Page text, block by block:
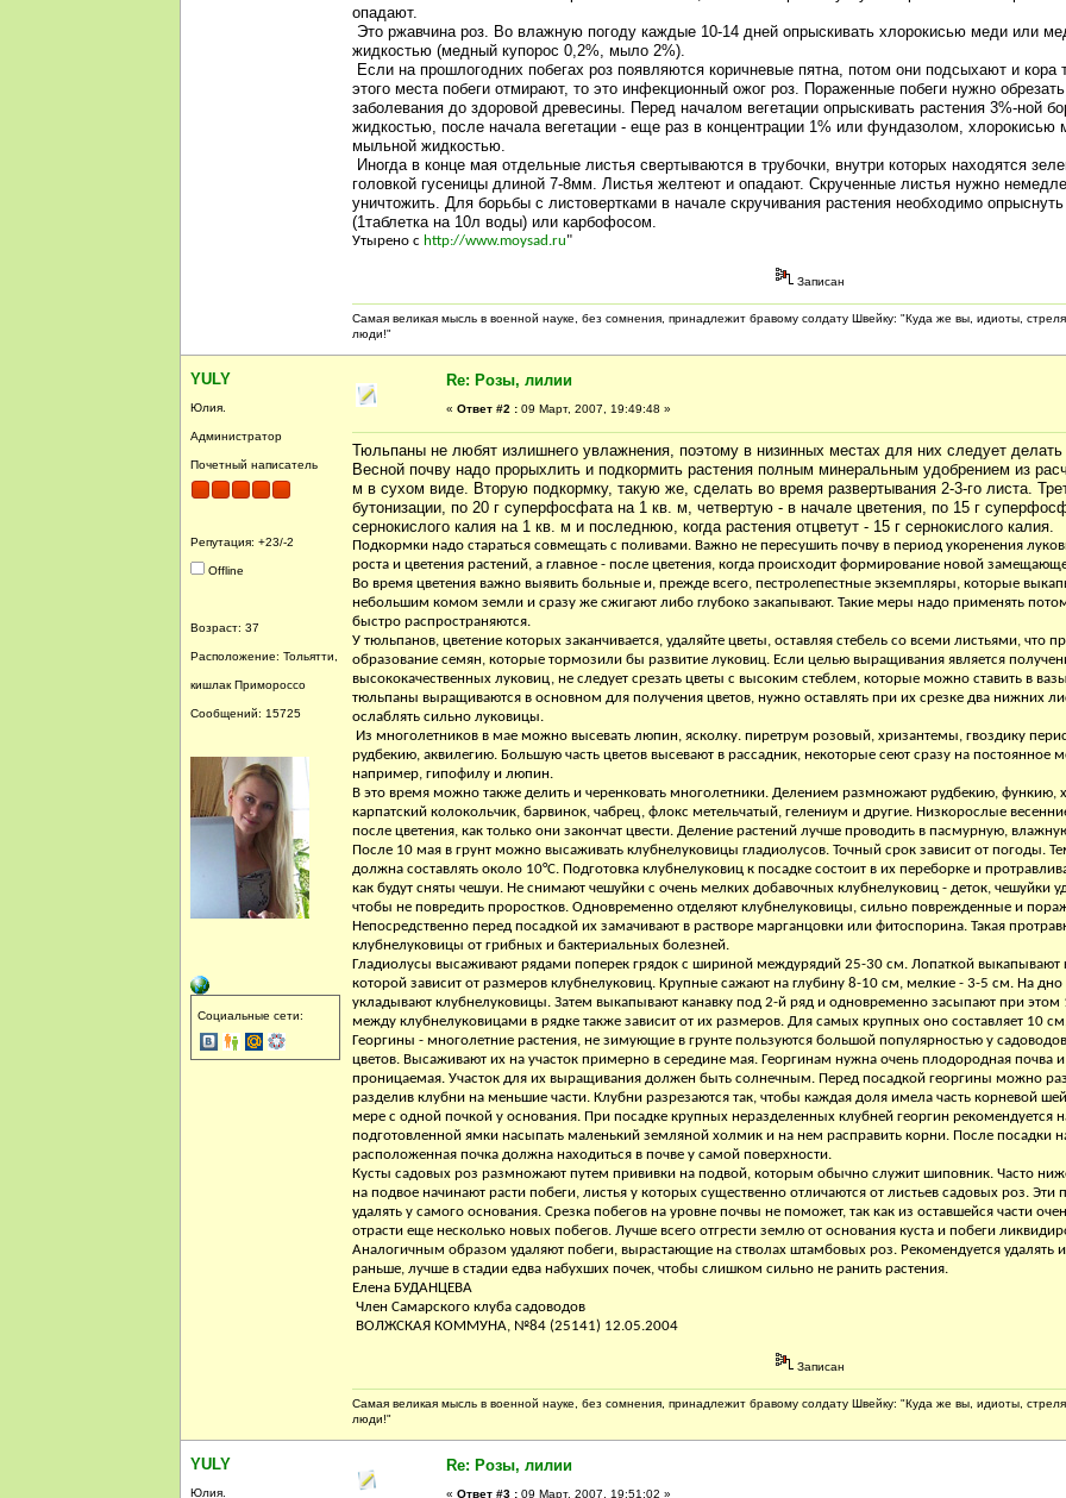
опадают.
Это ржавчина роз. Во влажную погоду каждые 10-14 дней опрыскивать хлорокисью меди или
жидкостью (медный купорос 0,2%, мыло 2%).
Если на прошлогодних побегах роз появляются коричневые пятна, потом они подсыхают и кора
этого места побеги отмирают, то это инфекционный ожог роз. Пораженные побеги нужно
заболевания до здоровой древесины. Перед началом вегетации опрыскивать растения 3%-ной
жидкостью, после начала вегетации - еще раз в концентрации 1% или фундазолом, хлорокисью
мыльной жидкостью.
Иногда в конце мая отдельные листья свертываются в трубочки, внутри которых находятся
головкой гусеницы длиной 7-8мм. Листья желтеют и опадают. Скрученные листья нужно
уничтожить. Для борьбы с листовертками в начале скручивания растения необходимо
(1таблетка на 10л воды) или карбофосом.
Утырено с http://www.moysad.ru"
Записан
Самая великая мысль в военной науке, без сомнения, принадлежит бравому солдату Швейку: "Куда же вы, идиоты,
люди!"
YULY
Юлия.
Администратор
Почетный написатель
Репутация: +23/-2
Offline
Возраст: 37
Расположение: Тольятти,
кишлак Примороссо
Сообщений: 15725
Социальные сети:
Re: Розы, лилии
« Ответ #2 : 09 Март, 2007, 19:49:48 »
Тюльпаны не любят излишнего увлажнения, поэтому в низинных местах для них следует делать
Весной почву надо прорыхлить и подкормить растения полным минеральным удобрением из
м в сухом виде. Вторую подкормку, такую же, сделать во время развертывания 2-3-го листа.
бутонизации, по 20 г суперфосфата на 1 кв. м, четвертую - в начале цветения, по 15 г
сернокислого калия на 1 кв. м и последнюю, когда растения отцветут - 15 г сернокислого калия.
Подкормки надо стараться совмещать с поливами. Важно не пересушить почву в период укоренения
роста и цветения растений, а главное - после цветения, когда происходит формирование новой
Во время цветения важно выявить больные и, прежде всего, пестролепестные экземпляры, которые
небольшим комом земли и сразу же сжигают либо глубоко закапывают. Такие меры надо применять
быстро распространяются.
У тюльпанов, цветение которых заканчивается, удаляйте цветы, оставляя стебель со всеми листьями, что
образование семян, которые тормозили бы развитие луковиц. Если целью выращивания является
высококачественных луковиц, не следует срезать цветы с высоким стеблем, которые можно ставить в
тюльпаны выращиваются в основном для получения цветов, нужно оставлять при их срезке два нижних
ослаблять сильно луковицы.
Из многолетников в мае можно высевать люпин, ясколку. пиретрум розовый, хризантемы, гвоздику
рудбекию, аквилегию. Большую часть цветов высевают в рассадник, некоторые сеют сразу на постоянное
например, гипофилу и люпин.
В это время можно также делить и черенковать многолетники. Делением размножают рудбекию, функию,
карпатский колокольчик, барвинок, чабрец, флокс метельчатый, гелениум и другие. Низкорослые
после цветения, как только они закончат цвести. Деление растений лучше проводить в пасмурную,
После 10 мая в грунт можно высаживать клубнелуковицы гладиолусов. Точный срок зависит от погоды.
должна составлять около 10°С. Подготовка клубнелуковиц к посадке состоит в их переборке и
как будут сняты чешуи. Не снимают чешуйки с очень мелких добавочных клубнелуковиц - деток, чешуйки
чтобы не повредить проростков. Одновременно отделяют клубнелуковицы, сильно поврежденные и
Непосредственно перед посадкой их замачивают в растворе марганцовки или фитоспорина. Такая
клубнелуковицы от грибных и бактериальных болезней.
Гладиолусы высаживают рядами поперек грядок с шириной междурядий 25-30 см. Лопаткой выкапывают
которой зависит от размеров клубнелуковиц. Крупные сажают на глубину 8-10 см, мелкие - 3-5 см. На дно
укладывают клубнелуковицы. Затем выкапывают канавку под 2-й ряд и одновременно засыпают при этом
между клубнелуковицами в рядке также зависит от их размеров. Для самых крупных оно составляет 10
Георгины - многолетние растения, не зимующие в грунте пользуются большой популярностью у
цветов. Высаживают их на участок примерно в середине мая. Георгинам нужна очень плодородная почва
проницаемая. Участок для их выращивания должен быть солнечным. Перед посадкой георгины можно
разделив клубни на меньшие части. Клубни разрезаются так, чтобы каждая доля имела часть корневой
мере с одной почкой у основания. При посадке крупных неразделенных клубней георгин рекомендуется
подготовленной ямки насыпать маленький земляной холмик и на нем расправить корни. После посадки
расположенная почка должна находиться в почве у самой поверхности.
Кусты садовых роз размножают путем прививки на подвой, которым обычно служит шиповник. Часто
на подвое начинают расти побеги, листья у которых существенно отличаются от листьев садовых роз. Эти
удалять у самого основания. Срезка побегов на уровне почвы не поможет, так как из оставшейся части
отрасти еще несколько новых побегов. Лучше всего отгрести землю от основания куста и побеги
Аналогичным образом удаляют побеги, вырастающие на стволах штамбовых роз. Рекомендуется удалять
раньше, лучше в стадии едва набухших почек, чтобы слишком сильно не ранить растения.
Елена БУДАНЦЕВА
Член Самарского клуба садоводов
ВОЛЖСКАЯ КОММУНА, №84 (25141) 12.05.2004
Записан
Самая великая мысль в военной науке, без сомнения, принадлежит бравому солдату Швейку: "Куда же вы, идиоты,
люди!"
YULY
Юлия.
Re: Розы, лилии
« Ответ #3 : 09 Март, 2007, 19:51:02 »